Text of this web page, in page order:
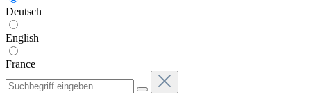
Deutsch
English
France